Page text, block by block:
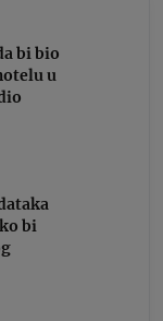
bi bio
u
bi